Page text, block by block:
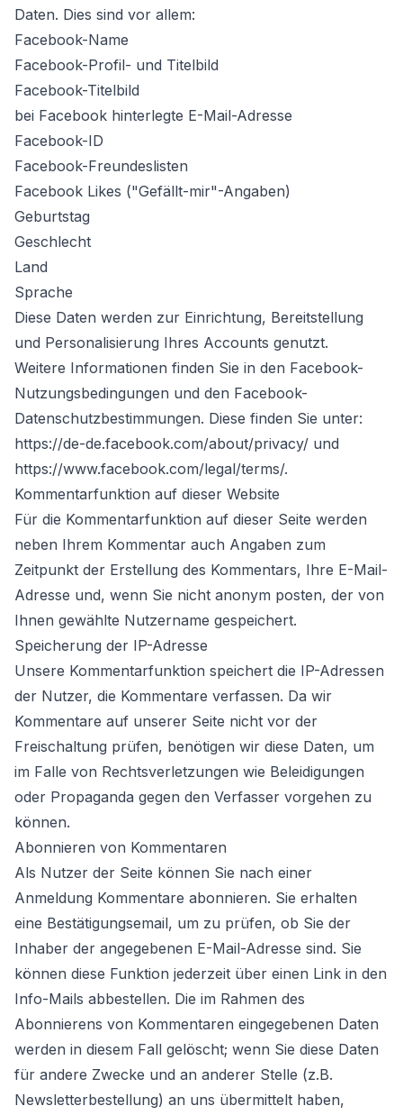
Daten. Dies sind vor allem:
Facebook-Name
Facebook-Profil- und Titelbild
Facebook-Titelbild
bei Facebook hinterlegte E-Mail-Adresse
Facebook-ID
Facebook-Freundeslisten
Facebook Likes ("Gefällt-mir"-Angaben)
Geburtstag
Geschlecht
Land
Sprache
Diese Daten werden zur Einrichtung, Bereitstellung
und Personalisierung Ihres Accounts genutzt.
Weitere Informationen finden Sie in den Facebook-
Nutzungsbedingungen und den Facebook-
Datenschutzbestimmungen. Diese finden Sie unter:
https://de-de.facebook.com/about/privacy/ und
https://www.facebook.com/legal/terms/.
Kommentarfunktion auf dieser Website
Für die Kommentarfunktion auf dieser Seite werden
neben Ihrem Kommentar auch Angaben zum
Zeitpunkt der Erstellung des Kommentars, Ihre E-Mail-
Adresse und, wenn Sie nicht anonym posten, der von
Ihnen gewählte Nutzername gespeichert.
Speicherung der IP-Adresse
Unsere Kommentarfunktion speichert die IP-Adressen
der Nutzer, die Kommentare verfassen. Da wir
Kommentare auf unserer Seite nicht vor der
Freischaltung prüfen, benötigen wir diese Daten, um
im Falle von Rechtsverletzungen wie Beleidigungen
oder Propaganda gegen den Verfasser vorgehen zu
können.
Abonnieren von Kommentaren
Als Nutzer der Seite können Sie nach einer
Anmeldung Kommentare abonnieren. Sie erhalten
eine Bestätigungsemail, um zu prüfen, ob Sie der
Inhaber der angegebenen E-Mail-Adresse sind. Sie
können diese Funktion jederzeit über einen Link in den
Info-Mails abbestellen. Die im Rahmen des
Abonnierens von Kommentaren eingegebenen Daten
werden in diesem Fall gelöscht; wenn Sie diese Daten
für andere Zwecke und an anderer Stelle (z.B.
Newsletterbestellung) an uns übermittelt haben,